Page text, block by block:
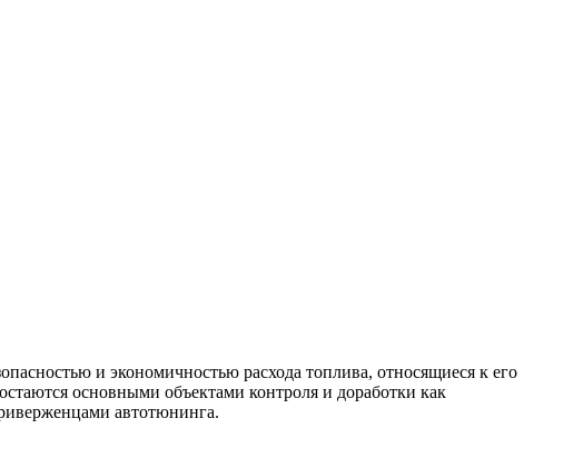
и экономичностью расхода топлива, относящиеся к его
основными объектами контроля и доработки как
автотюнинга.